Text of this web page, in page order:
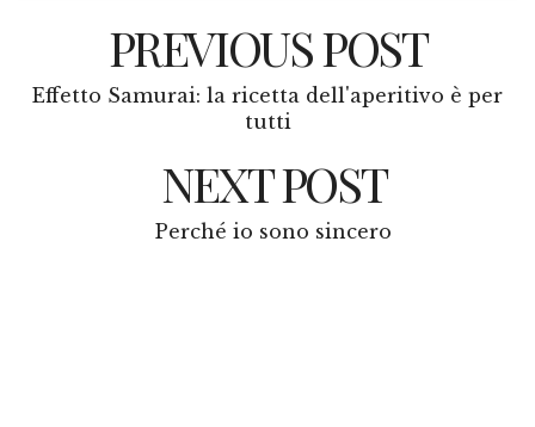
PREVIOUS POST
Effetto Samurai: la ricetta dell'aperitivo è per
tutti
NEXT POST
Perché io sono sincero